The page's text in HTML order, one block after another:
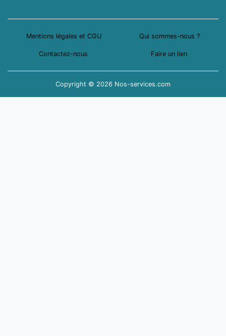
Mentions légales et CGU Qui sommes-nous ?
Contactez-nous Faire un lien
Copyright © 2026 Nos-services.com